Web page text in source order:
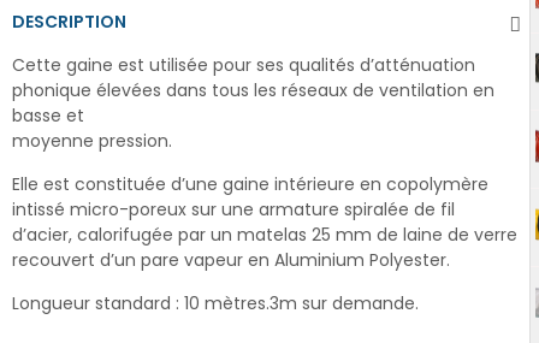
DESCRIPTION
Cette gaine est utilisée pour ses qualités d’atténuation
phonique élevées dans tous les réseaux de ventilation en
basse et
moyenne pression.
Elle est constituée d’une gaine intérieure en copolymère
intissé micro-poreux sur une armature spiralée de fil
d’acier, calorifugée par un matelas 25 mm de laine de verre
recouvert d’un pare vapeur en Aluminium Polyester.
Longueur standard : 10 mètres.3m sur demande.